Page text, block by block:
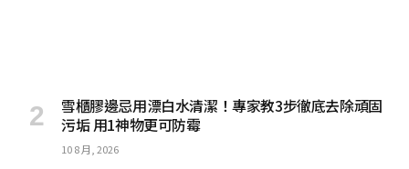
雪櫃膠邊忌用漂白水清潔！專家教3步徹底去除頑固
污垢 用1神物更可防霉
10 8 月, 2026